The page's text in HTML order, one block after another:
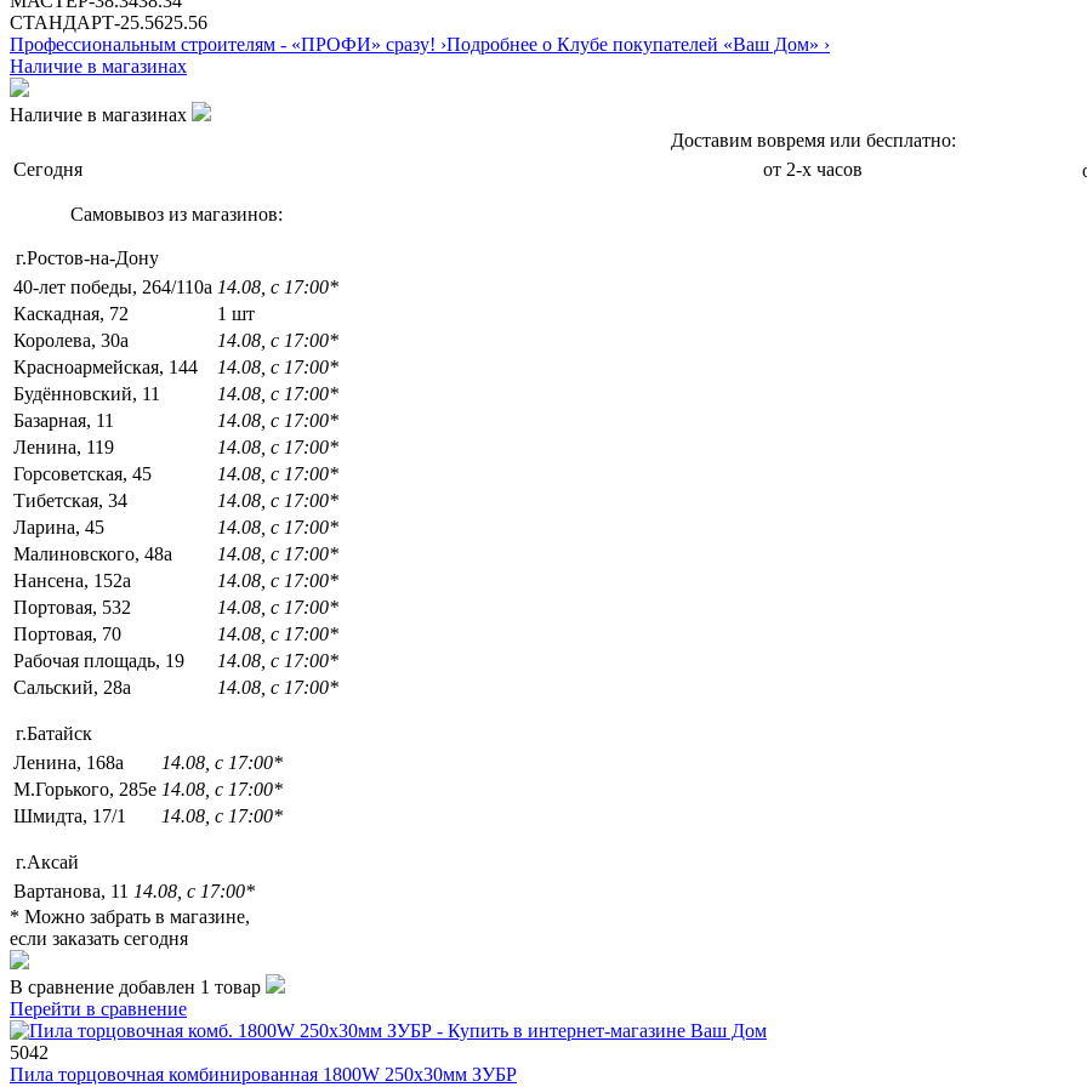
СТАНДАРТ-25.5625.56
Профессиональным строителям - «ПРОФИ» сразу! ›Подробнее о Клубе покупателей «Ваш Дом» ›
Наличие в магазинах
Наличие в магазинах
Доставим вовремя или бесплатно:
Сегодня
от 2-х часов
Самовывоз из магазинов:
г.Ростов-на-Дону
40-лет победы, 264/110а 14.08, с 17:00*
Каскадная, 72
1 шт
Королева, 30а
14.08, с 17:00*
Красноармейская, 144
14.08, с 17:00*
Будённовский, 11
14.08, с 17:00*
Базарная, 11
14.08, с 17:00*
Ленина, 119
14.08, с 17:00*
Горсоветская, 45
14.08, с 17:00*
Тибетская, 34
14.08, с 17:00*
Ларина, 45
14.08, с 17:00*
Малиновского, 48а
14.08, с 17:00*
Нансена, 152а
14.08, с 17:00*
Портовая, 532
14.08, с 17:00*
Портовая, 70
14.08, с 17:00*
Рабочая площадь, 19
14.08, с 17:00*
Сальский, 28a
14.08, с 17:00*
г.Батайск
Ленина, 168а
14.08, с 17:00*
М.Горького, 285е 14.08, с 17:00*
Шмидта, 17/1
14.08, с 17:00*
г.Аксай
Вартанова, 11 14.08, с 17:00*
* Можно забрать в магазине,
если заказать сегодня
В сравнение добавлен 1 товар
Перейти в сравнение
5042
Пила торцовочная комбинированная 1800W 250х30мм ЗУБР